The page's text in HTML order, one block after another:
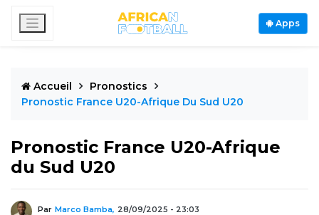
Apps
Accueil
Pronostics
Pronostic France U20-Afrique Du Sud U20
Pronostic France U20-Afrique
du Sud U20
Par Marco Bamba, 28/09/2025 - 23:03